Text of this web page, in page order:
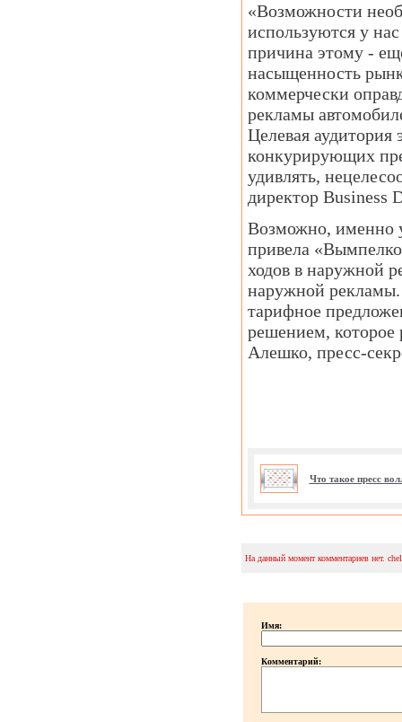
«Возможности
используются у
причина этому -
насыщенность
коммерчески
рекламы
Целевая
конкурирующих
удивлять,
директор Business
Возможно, именно
привела
ходов в наружной
наружной рекламы.
тарифное
решением, которое
Алешко, пресс-
Что такое пресс
На данный момент комментариев нет.
Имя:
Комментарий: